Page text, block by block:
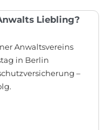
Liebling?
Anwaltsvereins
in Berlin
–